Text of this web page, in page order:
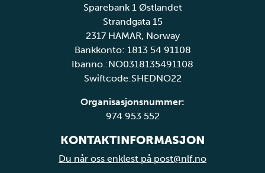
Sparebank 1 Østlandet
Strandgata 15
2317 HAMAR, Norway
Bankkonto: 1813 54 91108
Ibanno.:NO0318135491108
Swiftcode:SHEDNO22
Organisasjonsnummer:
974 953 552
KONTAKTINFORMASJON
Du når oss enklest på post@nlf.no